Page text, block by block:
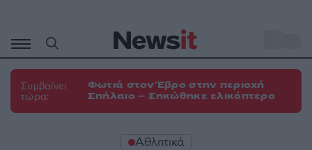
περιεχόμενο
Συμβαίνει
τώρα:
Φωτιά στον Έβρο στην περιοχή
Σπήλαιο – Σηκώθηκε ελικόπτερο
Αθλητικά